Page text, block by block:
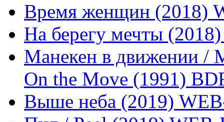
Время женщин (2018)
На берегу мечты
Манекен в движении /
On the Move (1991)
Выше неба (2019)